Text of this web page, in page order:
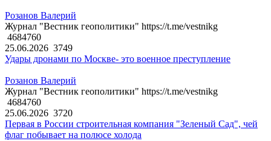
Розанов Валерий
Журнал "Вестник геополитики" https://t.me/vestnikg
4684760
25.06.2026 3749
Удары дронами по Москве- это военное преступление
Розанов Валерий
Журнал "Вестник геополитики" https://t.me/vestnikg
4684760
25.06.2026 3720
Первая в России строительная компания "Зеленый Сад", чей
флаг побывает на полюсе холода